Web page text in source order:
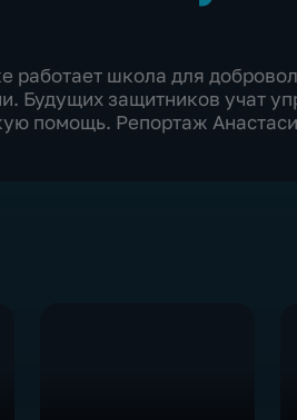
работает школа для
Будущих защитников учат
помощь. Репортаж